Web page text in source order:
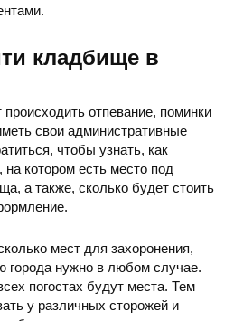
кладбище в
отпевание, поминки
свои административные
чтобы узнать, как
котором есть место под
а также, сколько будет стоить
мест для захоронения,
города нужно в любом случае.
погостах будут места. Тем
у различных сторожей и